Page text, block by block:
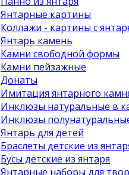
Янтарные картины
Коллажи - картины с
Янтарь камень
Камни свободной формы
Камни пейзажные
Донаты
Имитация янтарного
Инклюзы натуральные в
Инклюзы
Янтарь для детей
Браслеты детские из
Бусы детские из янтаря
Янтарные наборы для